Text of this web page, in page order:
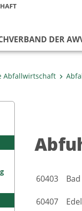
DER
Abfallwirtschaft
60403 Bad
60407